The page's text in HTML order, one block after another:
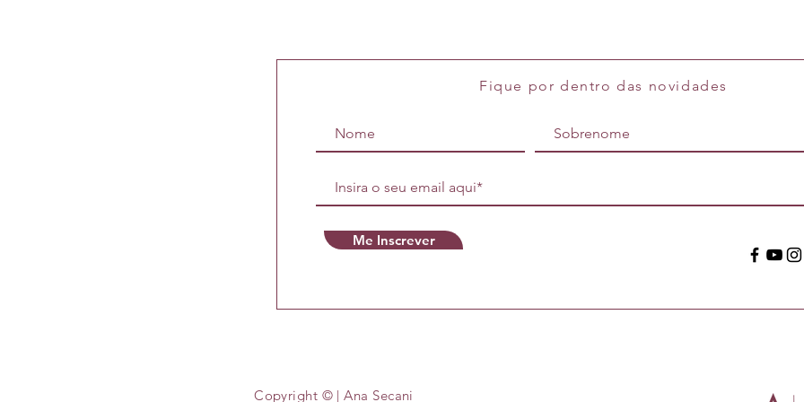
Fique por dentro das novidades
Me Inscrever
Copyright © | Ana Secani